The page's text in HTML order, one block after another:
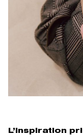
L’inspiration